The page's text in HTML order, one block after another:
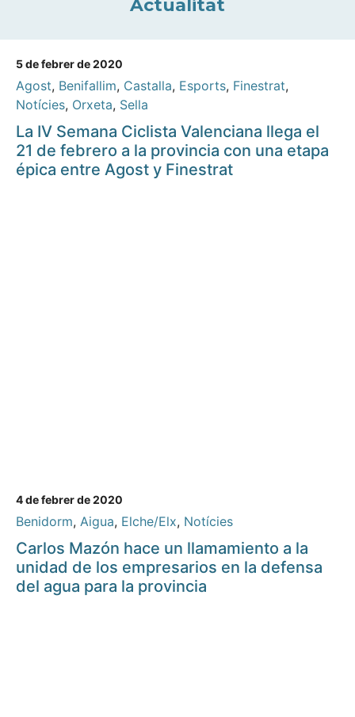
Actualitat
5 de febrer de 2020
Agost, Benifallim, Castalla, Esports, Finestrat,
Notícies, Orxeta, Sella
La IV Semana Ciclista Valenciana llega el
21 de febrero a la provincia con una etapa
épica entre Agost y Finestrat
4 de febrer de 2020
Benidorm, Aigua, Elche/Elx, Notícies
Carlos Mazón hace un llamamiento a la
unidad de los empresarios en la defensa
del agua para la provincia